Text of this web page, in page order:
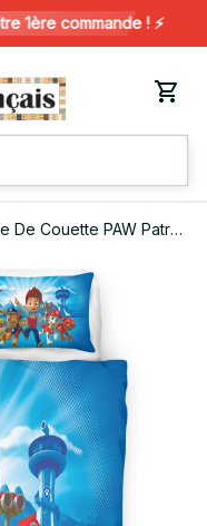
1ère commande ! ⚡️
De Couette PAW Patrol